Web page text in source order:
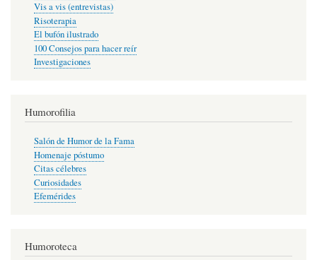
Vis a vis (entrevistas)
Risoterapia
El bufón ilustrado
100 Consejos para hacer reír
Investigaciones
Humorofilia
Salón de Humor de la Fama
Homenaje póstumo
Citas célebres
Curiosidades
Efemérides
Humoroteca